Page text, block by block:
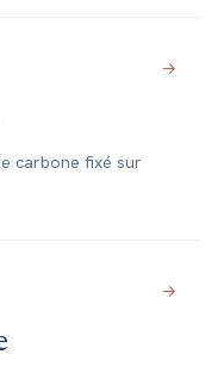
→
carbone fixé sur
→